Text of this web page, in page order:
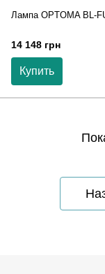
Лампа OPTOMA BL-
14 148 грн
Купить